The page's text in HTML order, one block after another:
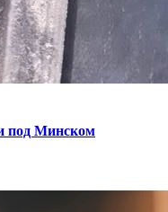
под Минском